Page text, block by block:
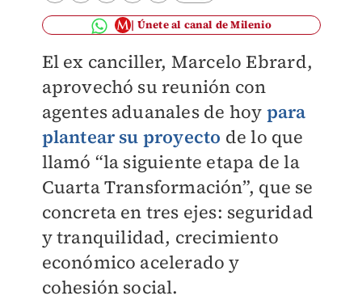
Únete al canal de Milenio
El ex canciller, Marcelo Ebrard,
aprovechó su reunión con
agentes aduanales de hoy para
plantear su proyecto de lo que
llamó “la siguiente etapa de la
Cuarta Transformación”, que se
concreta en tres ejes: seguridad
y tranquilidad, crecimiento
económico acelerado y
cohesión social.